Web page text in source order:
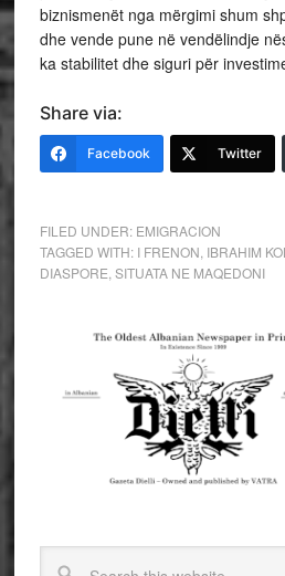
biznismenët nga mërgimi shum
dhe vende pune në vendëlindje
ka stabilitet dhe siguri për
Share via:
Facebook Twitter
FILED UNDER: EMIGRACION
TAGGED WITH: I FRENON IBRAHIM
DIASPORE SITUATA NE MAQEDONI